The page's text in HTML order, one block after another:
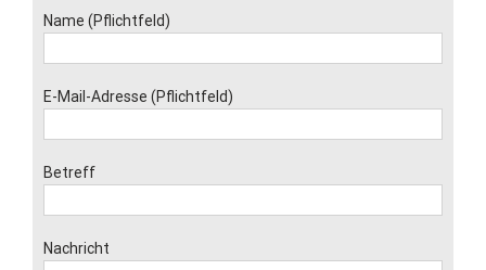
Name (Pflichtfeld)
E-Mail-Adresse (Pflichtfeld)
Betreff
Nachricht